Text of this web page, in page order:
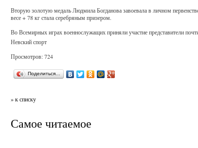
Вторую золотую медаль Людмила Богданова завоевала в личном
весе + 78 кг стала серебряным призером.
Во Всемирных играх военнослужащих приняли участие представители
Невский спорт
Просмотров: 724
Поделиться…
» к списку
Самое читаемое